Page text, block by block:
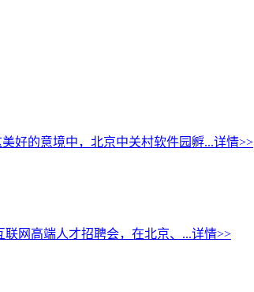
好的意境中，北京中关村软件园孵...详情>>
网高端人才招聘会，在北京、...详情>>